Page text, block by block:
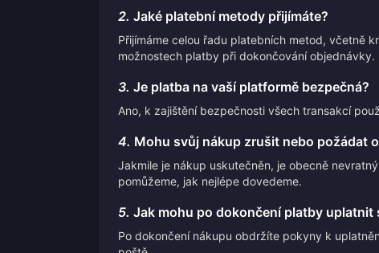
2. Jaké platební metody přijímáte?
Přijímáme celou řadu platebních metod, včetně
možnostech platby při dokončování objednávky.
3. Je platba na vaší platformě bezpečná?
Ano, k zajištění bezpečnosti všech transakcí
4. Mohu svůj nákup zrušit nebo požádat
Jakmile je nákup uskutečněn, je obecně
pomůžeme, jak nejlépe dovedeme.
5. Jak mohu po dokončení platby uplatnit
Po dokončení nákupu obdržíte pokyny k